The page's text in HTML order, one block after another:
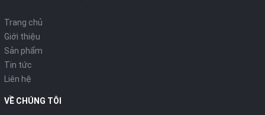
Trang chủ
Giới thiệu
Sản phẩm
Tin tức
Liên hệ
VỀ CHÚNG TÔI